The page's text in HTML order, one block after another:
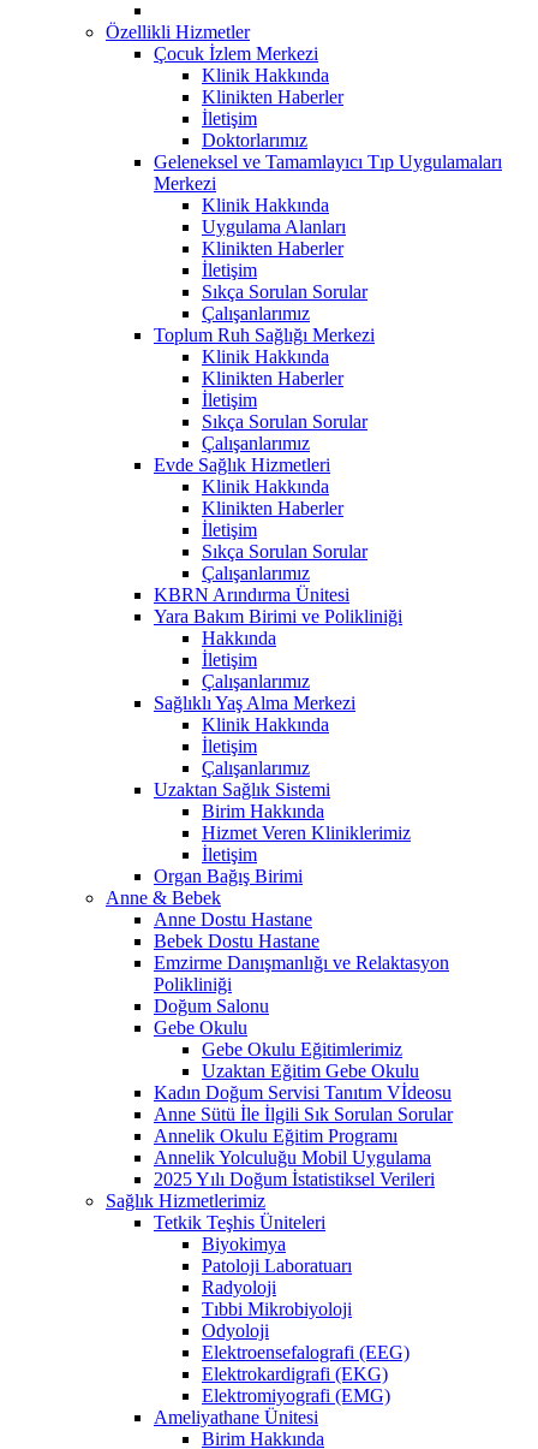
Özellikli Hizmetler
Çocuk İzlem Merkezi
Klinik Hakkında
Klinikten Haberler
İletişim
Doktorlarımız
Geleneksel ve Tamamlayıcı Tıp Uygulamaları
Merkezi
Klinik Hakkında
Uygulama Alanları
Klinikten Haberler
İletişim
Sıkça Sorulan Sorular
Çalışanlarımız
Toplum Ruh Sağlığı Merkezi
Klinik Hakkında
Klinikten Haberler
İletişim
Sıkça Sorulan Sorular
Çalışanlarımız
Evde Sağlık Hizmetleri
Klinik Hakkında
Klinikten Haberler
İletişim
Sıkça Sorulan Sorular
Çalışanlarımız
KBRN Arındırma Ünitesi
Yara Bakım Birimi ve Polikliniği
Hakkında
İletişim
Çalışanlarımız
Sağlıklı Yaş Alma Merkezi
Klinik Hakkında
İletişim
Çalışanlarımız
Uzaktan Sağlık Sistemi
Birim Hakkında
Hizmet Veren Kliniklerimiz
İletişim
Organ Bağış Birimi
Anne & Bebek
Anne Dostu Hastane
Bebek Dostu Hastane
Emzirme Danışmanlığı ve Relaktasyon
Polikliniği
Doğum Salonu
Gebe Okulu
Gebe Okulu Eğitimlerimiz
Uzaktan Eğitim Gebe Okulu
Kadın Doğum Servisi Tanıtım Vİdeosu
Anne Sütü İle İlgili Sık Sorulan Sorular
Annelik Okulu Eğitim Programı
Annelik Yolculuğu Mobil Uygulama
2025 Yılı Doğum İstatistiksel Verileri
Sağlık Hizmetlerimiz
Tetkik Teşhis Üniteleri
Biyokimya
Patoloji Laboratuarı
Radyoloji
Tıbbi Mikrobiyoloji
Odyoloji
Elektroensefalografi (EEG)
Elektrokardigrafi (EKG)
Elektromiyografi (EMG)
Ameliyathane Ünitesi
Birim Hakkında